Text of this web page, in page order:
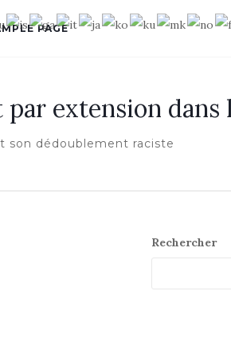
PAGE
extension dans
son dédoublement raciste
Rechercher